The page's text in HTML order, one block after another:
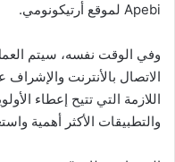
Apebi لموقع أرتيكونومي.
وفي الوقت نفسه، سيتم
الاتصال بالأنترنت والإشراف
اللازمة التي تتيح إعطاء
والتطبيقات الأكثر أهمية